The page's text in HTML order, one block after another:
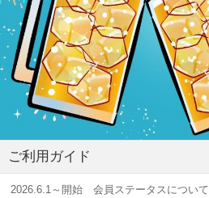
ご利用ガイド
2026.6.1～開始 会員ステータスについて